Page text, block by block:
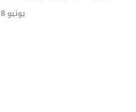
يونيو 18, 2025